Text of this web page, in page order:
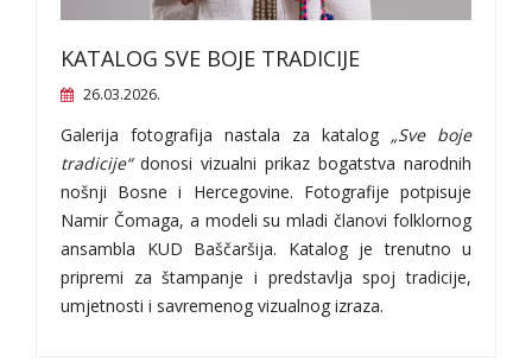
KATALOG SVE BOJE TRADICIJE
26.03.2026.
Galerija fotografija nastala za katalog „Sve boje
tradicije“donosi vizualni prikaz bogatstva narodnih
nošnji Bosne i Hercegovine. Fotografije potpisuje
Namir Čomaga, a modeli su mladi članovi folklornog
ansambla KUD Baščaršija. Katalog je trenutno u
pripremi za štampanje i predstavlja spoj tradicije,
umjetnosti i savremenog vizualnog izraza.